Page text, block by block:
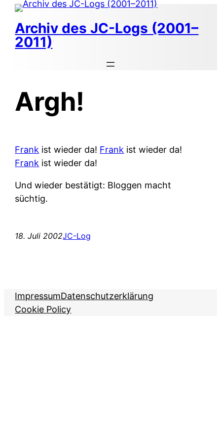
Zum
Inhalt
springen
Archiv des JC-Logs (2001–
2011)
Argh!
Frank ist wieder da! Frank ist wieder da!
Frank ist wieder da!
Und wieder bestätigt: Bloggen macht
süchtig.
18. Juli 2002JC-Log
ImpressumDatenschutzerklärung
Cookie Policy